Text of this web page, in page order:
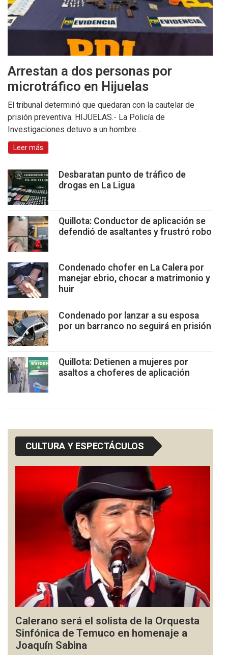
Arrestan a dos personas por
microtráfico en Hijuelas
El tribunal determinó que quedaran con la cautelar de
prisión preventiva. HIJUELAS.- La Policía de
Investigaciones detuvo a un hombre…
Leer más
Desbaratan punto de tráfico de
drogas en La Ligua
Quillota: Conductor de aplicación se
defendió de asaltantes y frustró robo
Condenado chofer en La Calera por
manejar ebrio, chocar a matrimonio y
huir
Condenado por lanzar a su esposa
por un barranco no seguirá en prisión
Quillota: Detienen a mujeres por
asaltos a choferes de aplicación
CULTURA Y ESPECTÁCULOS
Calerano será el solista de la Orquesta
Sinfónica de Temuco en homenaje a
Joaquín Sabina